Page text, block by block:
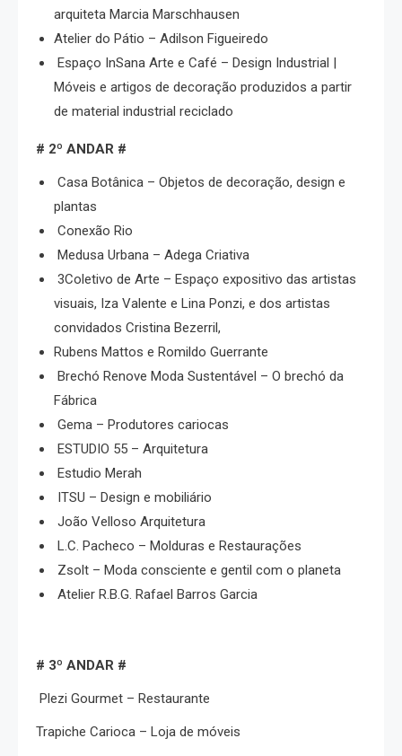
arquiteta Marcia Marschhausen
Atelier do Pátio – Adilson Figueiredo
Espaço InSana Arte e Café – Design Industrial |
Móveis e artigos de decoração produzidos a partir
de material industrial reciclado
# 2º ANDAR #
Casa Botânica – Objetos de decoração, design e
plantas
Conexão Rio
Medusa Urbana – Adega Criativa
3Coletivo de Arte – Espaço expositivo das artistas
visuais, Iza Valente e Lina Ponzi, e dos artistas
convidados Cristina Bezerril,
Rubens Mattos e Romildo Guerrante
Brechó Renove Moda Sustentável – O brechó da
Fábrica
Gema – Produtores cariocas
ESTUDIO 55 – Arquitetura
Estudio Merah
ITSU – Design e mobiliário
João Velloso Arquitetura
L.C. Pacheco – Molduras e Restaurações
Zsolt – Moda consciente e gentil com o planeta
Atelier R.B.G. Rafael Barros Garcia
# 3º ANDAR #
Plezi Gourmet – Restaurante
Trapiche Carioca – Loja de móveis